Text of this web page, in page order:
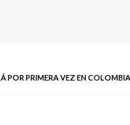
POR PRIMERA VEZ EN